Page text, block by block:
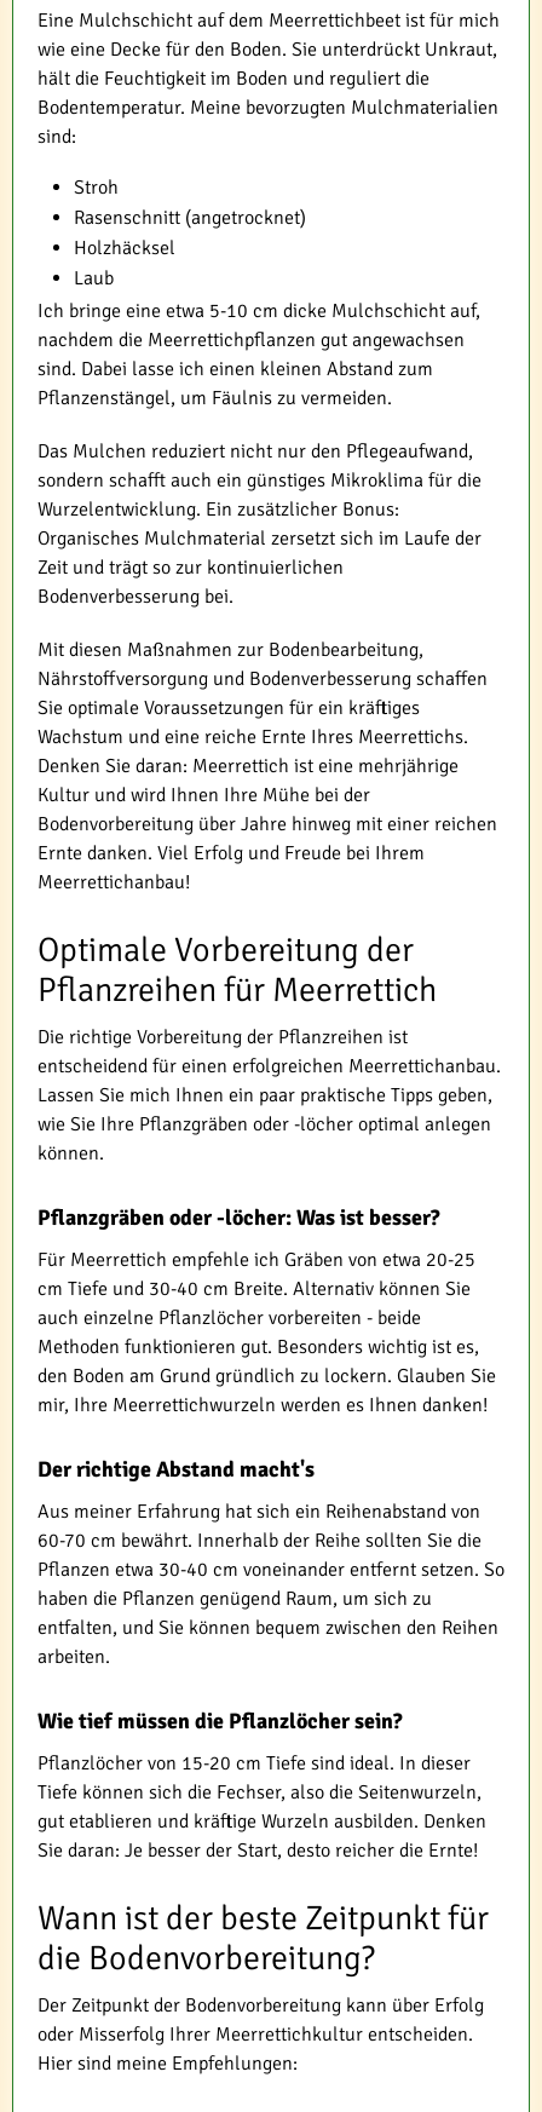
Eine Mulchschicht auf dem Meerrettichbeet ist für mich
wie eine Decke für den Boden. Sie unterdrückt Unkraut,
hält die Feuchtigkeit im Boden und reguliert die
Bodentemperatur. Meine bevorzugten Mulchmaterialien
sind:
Stroh
Rasenschnitt (angetrocknet)
Holzhäcksel
Laub
Ich bringe eine etwa 5-10 cm dicke Mulchschicht auf,
nachdem die Meerrettichpflanzen gut angewachsen
sind. Dabei lasse ich einen kleinen Abstand zum
Pflanzenstängel, um Fäulnis zu vermeiden.
Das Mulchen reduziert nicht nur den Pflegeaufwand,
sondern schafft auch ein günstiges Mikroklima für die
Wurzelentwicklung. Ein zusätzlicher Bonus:
Organisches Mulchmaterial zersetzt sich im Laufe der
Zeit und trägt so zur kontinuierlichen
Bodenverbesserung bei.
Mit diesen Maßnahmen zur Bodenbearbeitung,
Nährstoffversorgung und Bodenverbesserung schaffen
Sie optimale Voraussetzungen für ein kräftiges
Wachstum und eine reiche Ernte Ihres Meerrettichs.
Denken Sie daran: Meerrettich ist eine mehrjährige
Kultur und wird Ihnen Ihre Mühe bei der
Bodenvorbereitung über Jahre hinweg mit einer reichen
Ernte danken. Viel Erfolg und Freude bei Ihrem
Meerrettichanbau!
Optimale Vorbereitung der
Pflanzreihen für Meerrettich
Die richtige Vorbereitung der Pflanzreihen ist
entscheidend für einen erfolgreichen Meerrettichanbau.
Lassen Sie mich Ihnen ein paar praktische Tipps geben,
wie Sie Ihre Pflanzgräben oder -löcher optimal anlegen
können.
Pflanzgräben oder -löcher: Was ist besser?
Für Meerrettich empfehle ich Gräben von etwa 20-25
cm Tiefe und 30-40 cm Breite. Alternativ können Sie
auch einzelne Pflanzlöcher vorbereiten - beide
Methoden funktionieren gut. Besonders wichtig ist es,
den Boden am Grund gründlich zu lockern. Glauben Sie
mir, Ihre Meerrettichwurzeln werden es Ihnen danken!
Der richtige Abstand macht's
Aus meiner Erfahrung hat sich ein Reihenabstand von
60-70 cm bewährt. Innerhalb der Reihe sollten Sie die
Pflanzen etwa 30-40 cm voneinander entfernt setzen. So
haben die Pflanzen genügend Raum, um sich zu
entfalten, und Sie können bequem zwischen den Reihen
arbeiten.
Wie tief müssen die Pflanzlöcher sein?
Pflanzlöcher von 15-20 cm Tiefe sind ideal. In dieser
Tiefe können sich die Fechser, also die Seitenwurzeln,
gut etablieren und kräftige Wurzeln ausbilden. Denken
Sie daran: Je besser der Start, desto reicher die Ernte!
Wann ist der beste Zeitpunkt für
die Bodenvorbereitung?
Der Zeitpunkt der Bodenvorbereitung kann über Erfolg
oder Misserfolg Ihrer Meerrettichkultur entscheiden.
Hier sind meine Empfehlungen: